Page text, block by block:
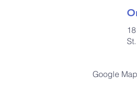
Google